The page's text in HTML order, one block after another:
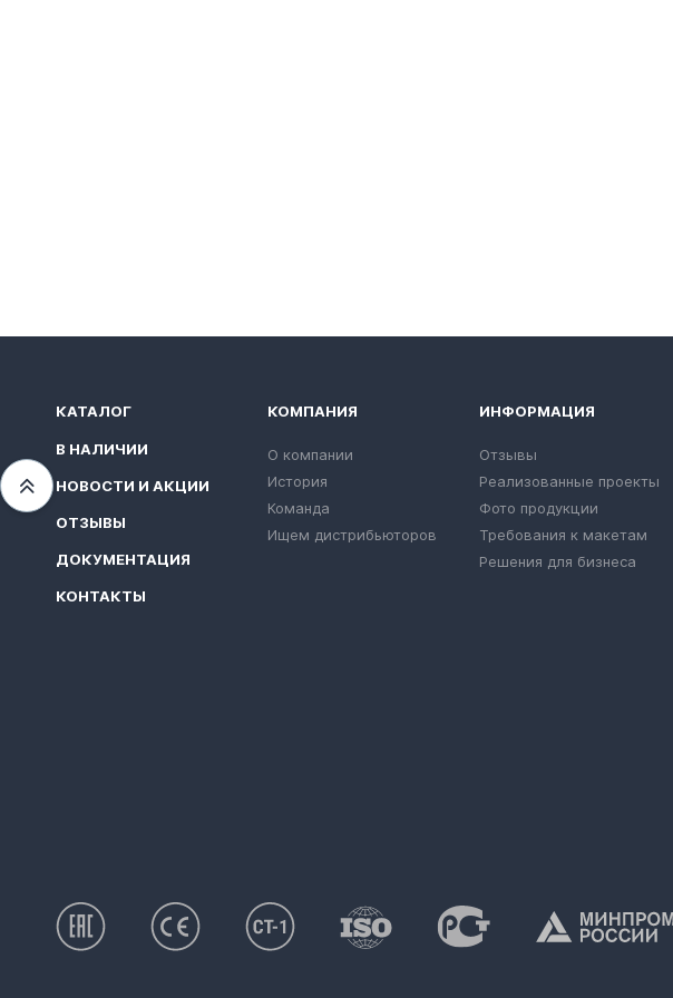
Переместиться вверх
КАТАЛОГ
В НАЛИЧИИ
НОВОСТИ И АКЦИИ
ОТЗЫВЫ
ДОКУМЕНТАЦИЯ
КОНТАКТЫ
КОМПАНИЯ
О компании
История
Команда
Ищем дистрибьюторов
ИНФОРМАЦИЯ
Отзывы
Реализованные проекты
Фото продукции
Требования к макетам
Решения для бизнеса